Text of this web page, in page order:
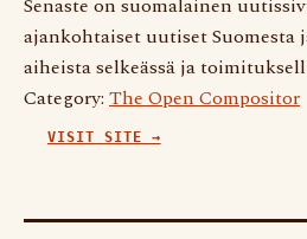
Senaste on suomalainen
ajankohtaiset uutiset Suomesta
aiheista selkeässä ja
Category: The Open Compositor
VISIT SITE →